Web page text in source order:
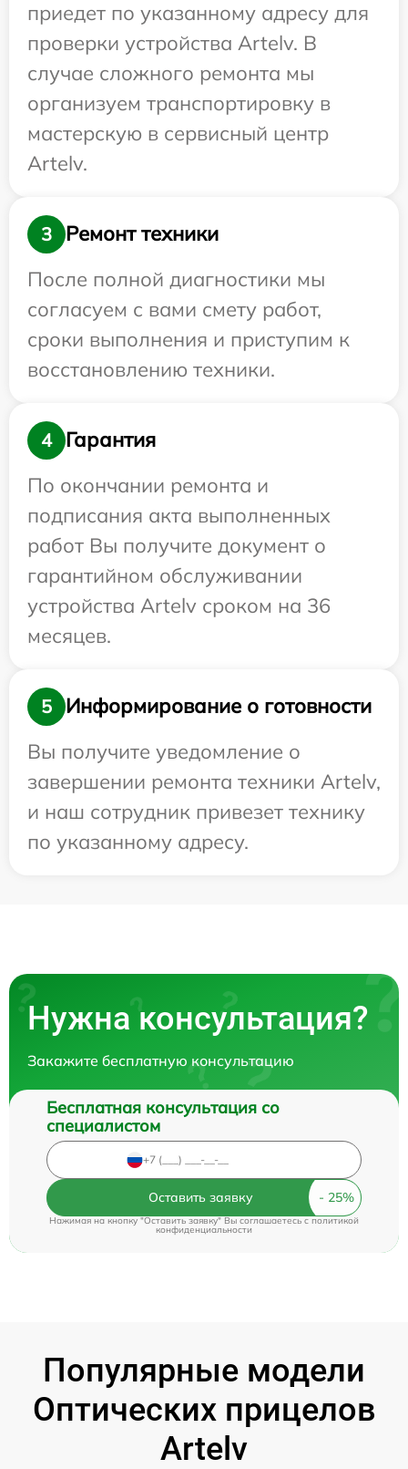
приедет по указанному адресу для
проверки устройства Artelv. В
случае сложного ремонта мы
организуем транспортировку в
мастерскую в сервисный центр
Artelv.
3
Ремонт техники
После полной диагностики мы
согласуем с вами смету работ,
сроки выполнения и приступим к
восстановлению техники.
4
Гарантия
По окончании ремонта и
подписания акта выполненных
работ Вы получите документ о
гарантийном обслуживании
устройства Artelv сроком на 36
месяцев.
5
Информирование о готовности
Вы получите уведомление о
завершении ремонта техники Artelv,
и наш сотрудник привезет технику
по указанному адресу.
Нужна консультация?
Закажите бесплатную консультацию
Бесплатная консультация со
специалистом
Оставить заявку
Нажимая на кнопку "Оставить заявку" Вы соглашаетесь cполитикой
конфиденциальности
Популярные модели
Оптических прицелов
Artelv